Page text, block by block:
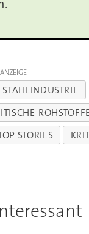
ANZEIGE
STAHLINDUSTRIE
ROHSTOFFE
STORIES